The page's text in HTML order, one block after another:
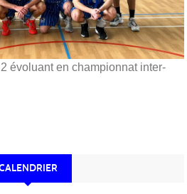
évoluant en championnat inter-